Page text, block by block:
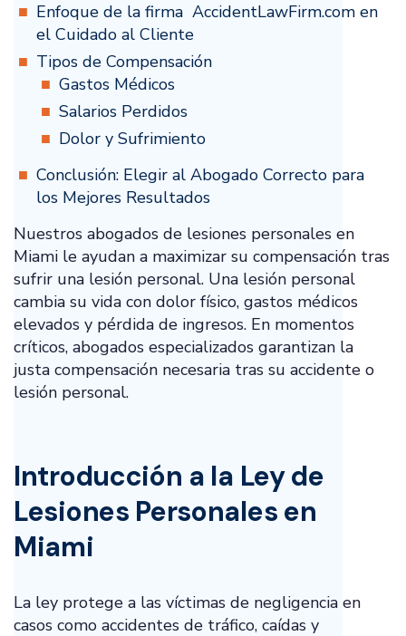
Enfoque de la firma AccidentLawFirm.com en
el Cuidado al Cliente
Tipos de Compensación
Gastos Médicos
Salarios Perdidos
Dolor y Sufrimiento
Conclusión: Elegir al Abogado Correcto para
los Mejores Resultados
Nuestros abogados de lesiones personales en
Miami le ayudan a maximizar su compensación tras
sufrir una lesión personal. Una lesión personal
cambia su vida con dolor físico, gastos médicos
elevados y pérdida de ingresos. En momentos
críticos, abogados especializados garantizan la
justa compensación necesaria tras su accidente o
lesión personal.
Introducción a la Ley de
Lesiones Personales en
Miami
La ley protege a las víctimas de negligencia en
casos como accidentes de tráfico, caídas y